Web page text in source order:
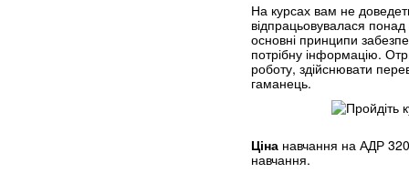
На курсах вам не
відпрацьовувалася понад
основні принципи
потрібну інформацію.
роботу, здійснювати
гаманець.
Ціна навчання на АДР
навчання.